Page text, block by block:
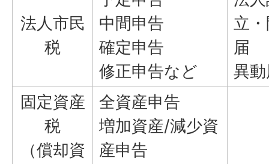
法人市民
税
中間申告
確定申告
修正申告など
立
届
異
固定資産
税
（償却資
全資産申告
増加資産/減少資
産申告